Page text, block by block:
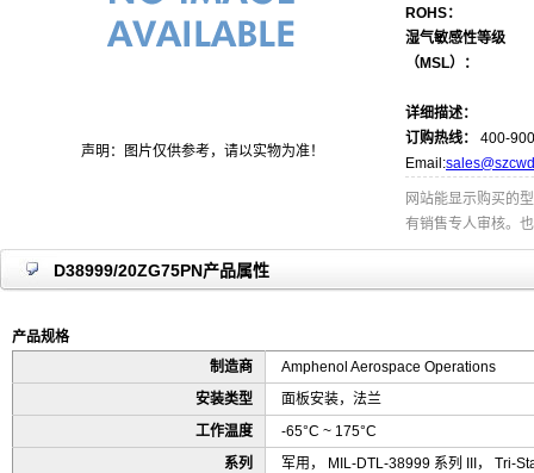
声明：图片仅供参考，请以实物为准！
ROHS：
湿气敏感性等级
（MSL）：
详细描述：
订购热线：
400-
Email:
网站能显示购买的
有销售专人审核。
D38999/20ZG75PN产品属性
产品规格
制造商
Amphenol Aerospace Operations
安装类型
面板安装，法兰
工作温度
-65°C ~ 175°C
系列
军用， MIL-DTL-38999 系列 III， Tri-